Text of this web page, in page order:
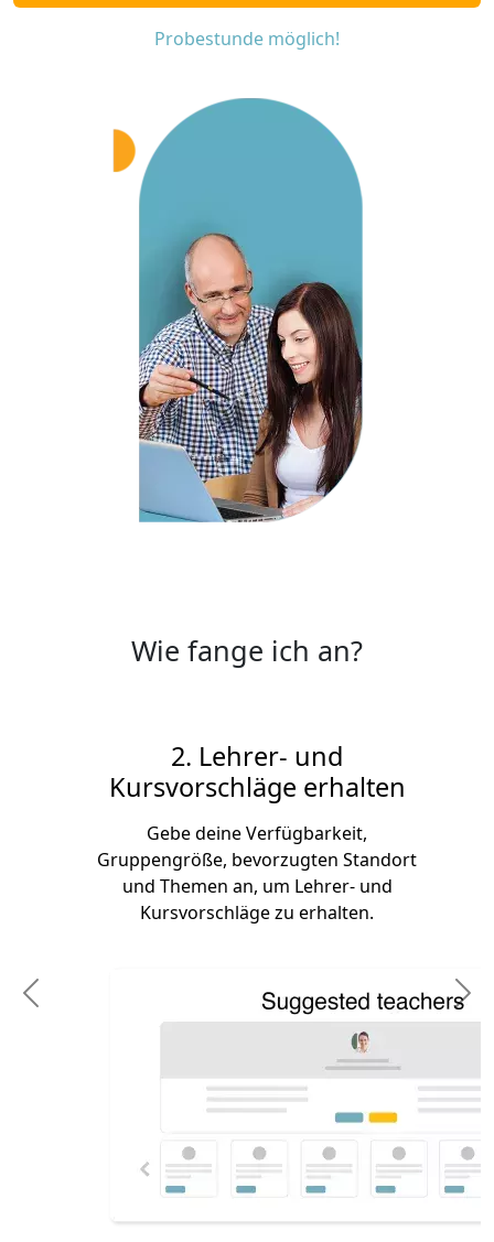
Probestunde möglich!
Wie fange ich an?
2. Lehrer- und
Kursvorschläge erhalten
Gebe deine Verfügbarkeit,
Gruppengröße, bevorzugten Standort
und Themen an, um Lehrer- und
Kursvorschläge zu erhalten.
Previous